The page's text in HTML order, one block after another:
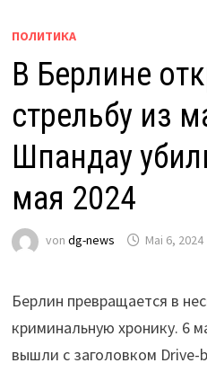
ПОЛИТИКА
В Берлине
стрельбу из
Шпандау
мая 2024
von dg-news Mai 6, 2024
Берлин превращается в
криминальную хронику. 6
вышли с заголовком